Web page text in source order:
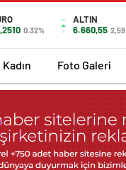
0.32%
ALTIN
6.660,55 2,59
Kadın Foto Galeri